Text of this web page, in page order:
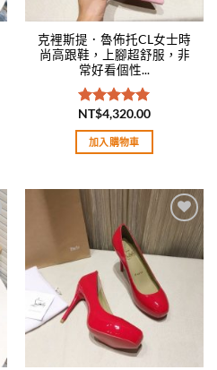
克裡斯提．魯佈托CL女士時
尚高跟鞋，上腳超舒服，非
常好看個性...
評分5.00
滿分 5
NT$4,320.00
加入購物車
Add to
wishlist